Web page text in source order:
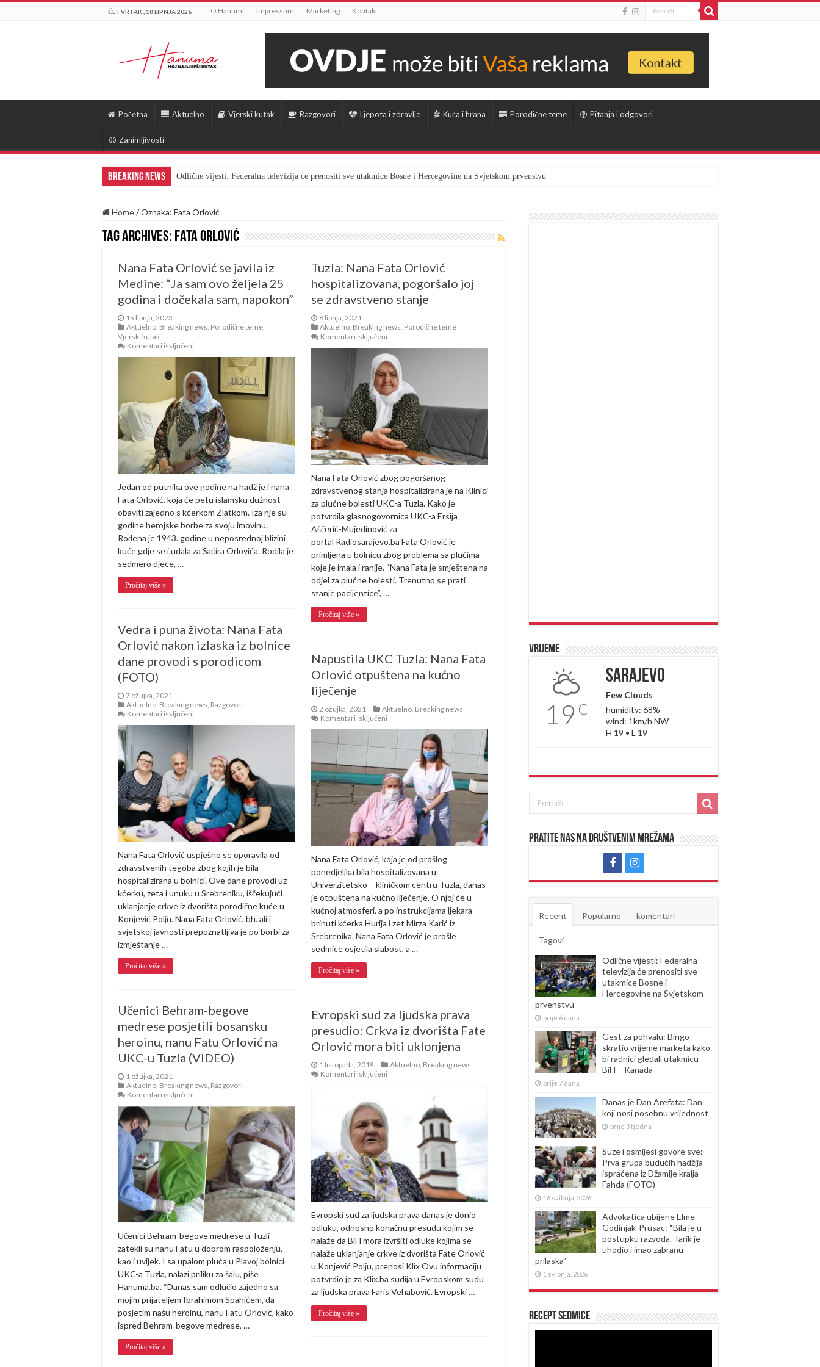
ČETVRTAK , 18 LIPNJA 2026 O Hanumi Impressum Marketing Kontakt
Početna Aktuelno Vjerski kutak Razgovori Ljepota i zdravlje Kuća i hrana Porodične teme Pitanja i odgovori
Zanimljivosti
Breaking News Odlične vijesti: Federalna televizija će prenositi sve utakmice Bosne i Hercegovine na Svjetskom prvenstvu
Home/Oznaka: Fata Orlović
Tag Archives: Fata Orlović
Nana Fata Orlović se javila iz
Medine: “Ja sam ovo željela 25
godina i dočekala sam, napokon”
15 lipnja, 2023
Aktuelno, Breaking news, Porodične teme,
Vjerski kutak
Komentari isključeni
Orlović
se
javila
iz
Medine:
“Ja
sam
ovo
željela
25
godina
i
dočekala
sam,
napokon”
Jedan od putnika ove godine na hadž je i nana
Fata Orlović, koja će petu islamsku dužnost
obaviti zajedno s kćerkom Zlatkom. Iza nje su
godine herojske borbe za svoju imovinu.
Rođena je 1943. godine u neposrednoj blizini
kuće gdje se i udala za Šaćira Orlovića. Rodila je
sedmero djece, …
Pročitaj više »
Tuzla: Nana Fata Orlović
hospitalizovana, pogoršalo joj
se zdravstveno stanje
8 lipnja, 2021
Aktuelno, Breaking news, Porodične teme
Komentari isključeni
Nana
Fata
Orlović
hospitalizovana,
pogoršalo
joj
se
zdravstveno
stanje
Nana Fata Orlović zbog pogoršanog
zdravstvenog stanja hospitalizirana je na Klinici
za plućne bolesti UKC-a Tuzla. Kako je
potvrdila glasnogovornica UKC-a Ersija
Aščerić-Mujedinović za
portal Radiosarajevo.ba Fata Orlović je
primljena u bolnicu zbog problema sa plućima
koje je imala i ranije. “Nana Fata je smještena na
odjel za plućne bolesti. Trenutno se prati
stanje pacijentice”, …
Pročitaj više »
Vedra i puna života: Nana Fata
Orlović nakon izlaska iz bolnice
dane provodi s porodicom
(FOTO)
7 ožujka, 2021
Aktuelno, Breaking news, Razgovori
Komentari isključeni
Orlović
nakon
izlaska
iz
bolnice
dane
provodi
s
porodicom
(FOTO)
Nana Fata Orlović uspješno se oporavila od
zdravstvenih tegoba zbog kojih je bila
hospitalizirana u bolnici. Ove dane provodi uz
kćerku, zeta i unuku u Srebreniku, iščekujući
uklanjanje crkve iz dvorišta porodične kuće u
Konjević Polju. Nana Fata Orlović, bh. ali i
svjetskoj javnosti prepoznatljiva je po borbi za
izmještanje …
Pročitaj više »
Napustila UKC Tuzla: Nana Fata
Orlović otpuštena na kućno
liječenje
2 ožujka, 2021 Aktuelno, Breaking news
Komentari isključeni
UKC
Tuzla:
Nana
Orlović
otpuštena
na
kućno
liječenje
Nana Fata Orlović, koja je od prošlog
ponedjeljka bila hospitalizovana u
Univerzitetsko – kliničkom centru Tuzla, danas
je otpuštena na kućno liječenje. O njoj će u
kućnoj atmosferi, a po instrukcijama ljekara
brinuti kćerka Hurija i zet Mirza Karić iz
Srebrenika. Nana Fata Orlović je prošle
sedmice osjetila slabost, a …
Pročitaj više »
Učenici Behram-begove
medrese posjetili bosansku
heroinu, nanu Fatu Orlović na
UKC-u Tuzla (VIDEO)
1 ožujka, 2021
Aktuelno, Breaking news, Razgovori
Komentari isključeni
Behram-
begove
medrese
posjetili
bosansku
heroinu,
nanu
Fatu
Orlović
na
UKC-
u
Tuzla
Učenici Behram-begove medrese u Tuzli
zatekli su nanu Fatu u dobrom raspoloženju,
kao i uvijek. I sa upalom pluća u Plavoj bolnici
UKC-a Tuzla, nalazi priliku za šalu, piše
Hanuma.ba. “Danas sam odlučio zajedno sa
mojim prijateljem Ibrahimom Spahićem, da
posjetim našu heroinu, nanu Fatu Orlović, kako
ispred Behram-begove medrese, …
Pročitaj više »
Evropski sud za ljudska prava
presudio: Crkva iz dvorišta Fate
Orlović mora biti uklonjena
1 listopada, 2019 Aktuelno, Breaking news
Komentari isključeni
prava
presudio:
Crkva
iz
dvorišta
Fate
Orlović
mora
biti
uklonjena
Evropski sud za ljudska prava danas je donio
odluku, odnosno konačnu presudu kojim se
nalaže da BiH mora izvršiti odluke kojima se
nalaže uklanjanje crkve iz dvorišta Fate Orlović
u Konjević Polju, prenosi Klix Ovu informaciju
potvrdio je za Klix.ba sudija u Evropskom sudu
za ljudska prava Faris Vehabović. Evropski …
Pročitaj više »
Vrijeme
19 C
Sarajevo
Few Clouds
humidity: 68%
wind: 1km/h NW
H 19 • L 19
Pratite nas na društvenim mrežama
Recent Popularno komentari
Tagovi
Odlične vijesti: Federalna
televizija će prenositi sve
utakmice Bosne i
Hercegovine na Svjetskom
prvenstvu
prije 6 dana
Gest za pohvalu: Bingo
skratio vrijeme marketa kako
bi radnici gledali utakmicu
BiH – Kanada
prije 7 dana
Danas je Dan Arefata: Dan
koji nosi posebnu vrijednost
prije 3 tjedna
Suze i osmijesi govore sve:
Prva grupa budućih hadžija
ispraćena iz Džamije kralja
Fahda (FOTO)
16 svibnja, 2026
Advokatica ubijene Elme
Godinjak-Prusac: “Bila je u
postupku razvoda, Tarik je
uhodio i imao zabranu
prilaska”
1 svibnja, 2026
Recept sedmice